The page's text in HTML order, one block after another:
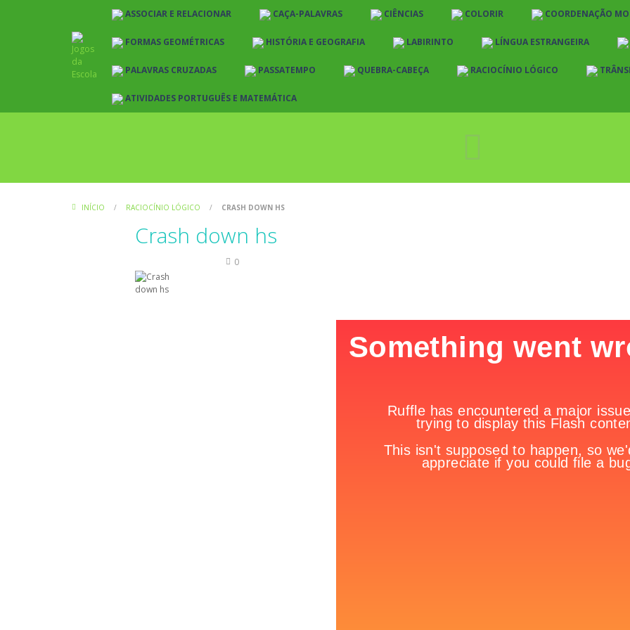
ASSOCIAR E RELACIONAR CAÇA-PALAVRAS CIÊNCIAS COLORIR COORDENAÇÃO
FORMAS GEOMÉTRICAS HISTÓRIA E GEOGRAFIA LABIRINTO LÍNGUA ESTRANGEIRA
PALAVRAS CRUZADAS PASSATEMPO QUEBRA-CABEÇA RACIOCÍNIO LÓGICO
ATIVIDADES PORTUGUÊS E MATEMÁTICA
INÍCIO / RACIOCÍNIO LÓGICO / CRASH DOWN HS
Crash down hs
0